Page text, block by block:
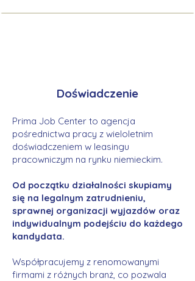
Doświadczenie
Prima Job Center to agencja
pośrednictwa pracy z wieloletnim
doświadczeniem w leasingu
pracowniczym na rynku niemieckim.
Od początku działalności skupiamy
się na legalnym zatrudnieniu,
sprawnej organizacji wyjazdów oraz
indywidualnym podejściu do każdego
kandydata.
Współpracujemy z renomowanymi
firmami z różnych branż, co pozwala